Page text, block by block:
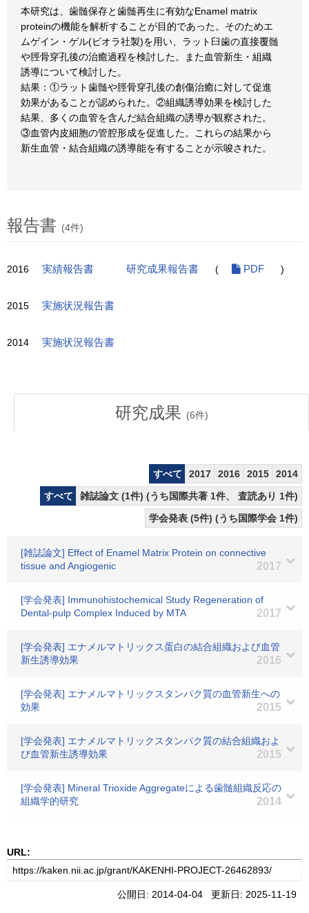
本研究は、歯髄保存と歯髄再生に有効なEnamel matrix
proteinの機能を解析することが目的であった。そのためエ
ムゲイン・ゲル(ビオラ社製)を用い、ラット臼歯の直接覆髄
や脛骨穿孔後の治癒過程を検討した。また血管新生・組織
誘導について検討した。
結果：①ラット歯髄や脛骨穿孔後の創傷治癒に対して促進
効果があることが認められた。②組織誘導効果を検討した
結果、多くの血管を含んだ結合組織の誘導が観察された。
③血管内皮細胞の管腔形成を促進した。これらの結果から
新生血管・結合組織の誘導能を有することが示唆された。
報告書 (4件)
2016 実績報告書 研究成果報告書 ( PDF )
2015 実施状況報告書
2014 実施状況報告書
研究成果 (6件)
すべて 2017 2016 2015
2014
すべて
雑誌論文 (1件) (うち国際共著 1件、 査読あり 1件)
学会発表 (5件) (うち国際学会 1件)
[雑誌論文] Effect of Enamel Matrix Protein on connective
tissue and Angiogenic
2017
[学会発表] Immunohistochemical Study Regeneration of
Dental-pulp Complex Induced by MTA
2017
[学会発表] エナメルマトリックス蛋白の結合組織および血管
新生誘導効果
2016
[学会発表] エナメルマトリックスタンパク質の血管新生への
効果
2015
[学会発表] エナメルマトリックスタンパク質の結合組織およ
び血管新生誘導効果
2015
[学会発表] Mineral Trioxide Aggregateによる歯髄組織反応の
組織学的研究
2014
URL:
公開日: 2014-04-04 更新日: 2025-11-19